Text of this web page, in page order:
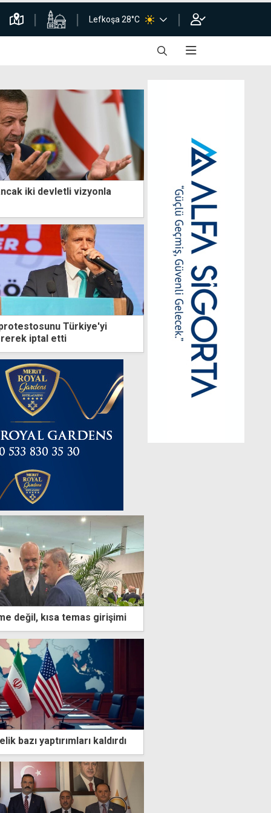
Lefkoşa 28°C
iki devletli vizyonla
Türkiye'yi
iptal etti
değil, kısa temas girişimi
bazı yaptırımları kaldırdı